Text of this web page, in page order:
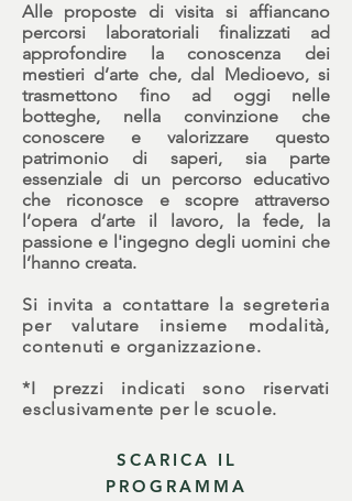
Alle proposte di visita si affiancano
percorsi laboratoriali finalizzati ad
approfondire la conoscenza dei
mestieri d’arte che, dal Medioevo, si
trasmettono fino ad oggi nelle
botteghe, nella convinzione che
conoscere e valorizzare questo
patrimonio di saperi, sia parte
essenziale di un percorso educativo
che riconosce e scopre attraverso
l’opera d’arte il lavoro, la fede, la
passione e l'ingegno degli uomini che
l’hanno creata.
Si invita a contattare la segreteria
per valutare insieme modalità,
contenuti e organizzazione.
*I prezzi indicati sono riservati
esclusivamente per le scuole.
SCARICA IL
PROGRAMMA